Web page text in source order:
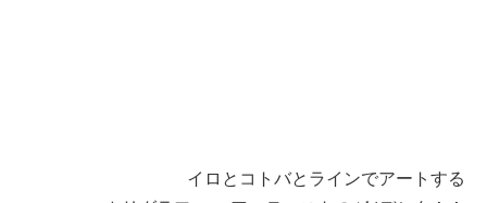
イロとコトバとラインでアートする